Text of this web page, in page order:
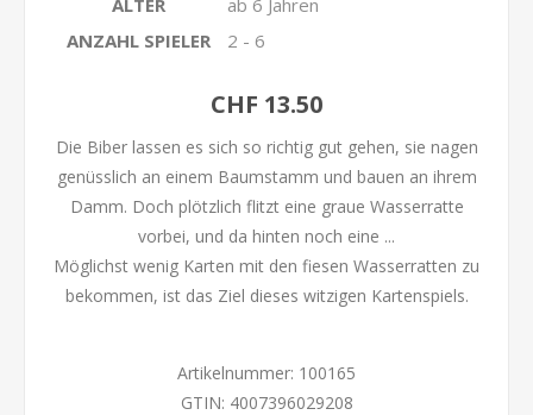
ALTER
ab 6 Jahren
ANZAHL SPIELER
2 - 6
CHF 13.50
Die Biber lassen es sich so richtig gut gehen, sie nagen
genüsslich an einem Baumstamm und bauen an ihrem
Damm. Doch plötzlich flitzt eine graue Wasserratte
vorbei, und da hinten noch eine ...
Möglichst wenig Karten mit den fiesen Wasserratten zu
bekommen, ist das Ziel dieses witzigen Kartenspiels.
Artikelnummer: 100165
GTIN: 4007396029208